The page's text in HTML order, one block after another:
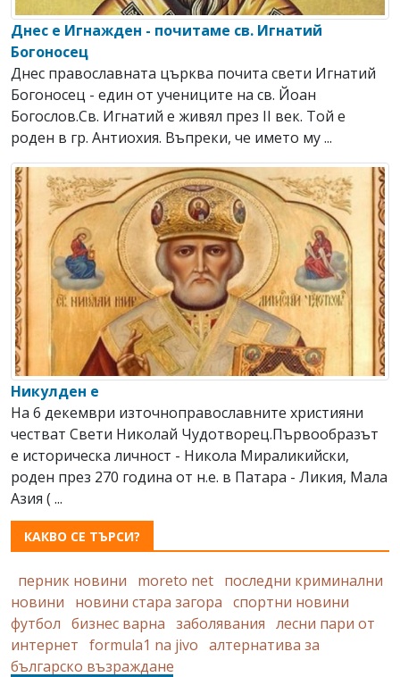
Днес е Игнажден - почитаме св. Игнатий
Богоносец
Днес православната църква почита свети Игнатий
Богоносец - един от учениците на св. Йоан
Богослов.Св. Игнатий е живял през ІІ век. Той е
роден в гр. Антиохия. Въпреки, че името му ...
Никулден е
На 6 декември източноправославните християни
честват Свeти Николай Чудотворец.Първообразът
е историческа личност - Никола Мираликийски,
роден през 270 година от н.е. в Патара - Ликия, Мала
Азия ( ...
КАКВО СЕ ТЪРСИ?
перник новини moreto net последни криминални
новини
новини стара загора спортни новини
футбол бизнес варна заболявания лесни пари от
интернет formula1 na jivo алтернатива за
българско възраждане